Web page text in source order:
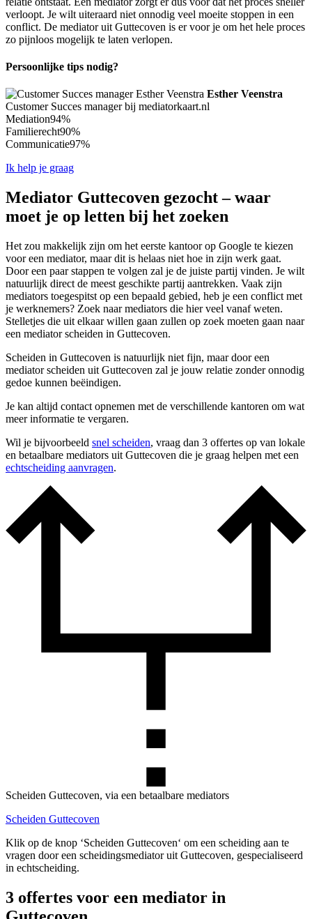
verloopt. Je wilt uiteraard niet onnodig veel moeite stoppen in een
conflict. De mediator uit Guttecoven is er voor je om het hele proces
zo pijnloos mogelijk te laten verlopen.
Persoonlijke tips nodig?
Esther Veenstra
Customer Succes manager bij mediatorkaart.nl
Mediation94%
Familierecht90%
Communicatie97%
Ik help je graag
Mediator Guttecoven gezocht – waar
moet je op letten bij het zoeken
Het zou makkelijk zijn om het eerste kantoor op Google te kiezen
voor een mediator, maar dit is helaas niet hoe in zijn werk gaat.
Door een paar stappen te volgen zal je de juiste partij vinden. Je wilt
natuurlijk direct de meest geschikte partij aantrekken. Vaak zijn
mediators toegespitst op een bepaald gebied, heb je een conflict met
je werknemers? Zoek naar mediators die hier veel vanaf weten.
Stelletjes die uit elkaar willen gaan zullen op zoek moeten gaan naar
een mediator scheiden in Guttecoven.
Scheiden in Guttecoven is natuurlijk niet fijn, maar door een
mediator scheiden uit Guttecoven zal je jouw relatie zonder onnodig
gedoe kunnen beëindigen.
Je kan altijd contact opnemen met de verschillende kantoren om wat
meer informatie te vergaren.
Wil je bijvoorbeeld snel scheiden, vraag dan 3 offertes op van lokale
en betaalbare mediators uit Guttecoven die je graag helpen met een
echtscheiding aanvragen.
Scheiden Guttecoven, via een betaalbare mediators
Scheiden Guttecoven
Klik op de knop ‘Scheiden Guttecoven‘ om een scheiding aan te
vragen door een scheidingsmediator uit Guttecoven, gespecialiseerd
in echtscheiding.
3 offertes voor een mediator in